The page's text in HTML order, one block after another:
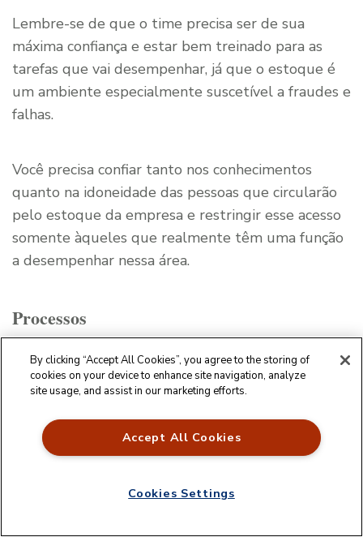
Lembre-se de que o time precisa ser de sua
máxima confiança e estar bem treinado para as
tarefas que vai desempenhar, já que o estoque é
um ambiente especialmente suscetível a fraudes e
falhas.
Você precisa confiar tanto nos conhecimentos
quanto na idoneidade das pessoas que circularão
pelo estoque da empresa e restringir esse acesso
somente àqueles que realmente têm uma função
a desempenhar nessa área.
Processos
Há dois níveis importantes de processos sobre os
quais você deve concentrar atenções: o micro e o
que devem ser obrigatoriamente adotados no
estoque toda vez que uma mercadoria entra ou sai
O registro padronizado dos itens, com uso de
By clicking “Accept All Cookies”, you agree to the storing of
cookies on your device to enhance site navigation, analyze
site usage, and assist in our marketing efforts.
Accept All Cookies
Cookies Settings